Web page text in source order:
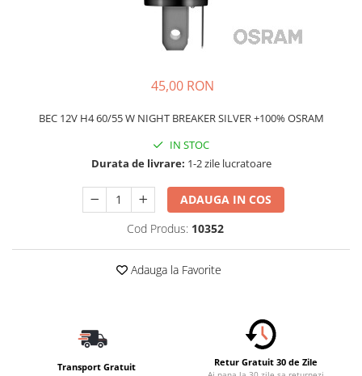
Paravanturi Auto / Deflectoare Aer
Accesorii Interior Auto
Inchidere Centralizata
Husa Volan
Tavite Portbagaj Dedicate
Accesorii Siguranta Auto
45,00 RON
BEC 12V H4 60/55 W NIGHT BREAKER SILVER +100% OSRAM
IN STOC
Durata de livrare: 1-2 zile lucratoare
ADAUGA IN COS
Cod Produs: 10352
Adauga la Favorite
Transport Gratuit Retur Gratuit 30 de Zile